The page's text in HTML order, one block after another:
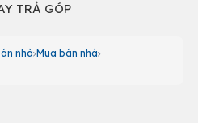
TRẢ GÓP
nhà Mua bán nhà